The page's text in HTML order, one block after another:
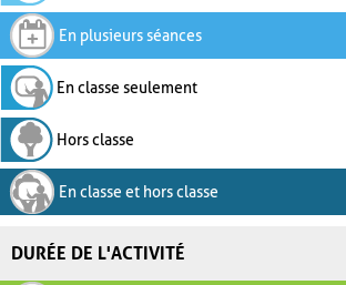
En plusieurs séances
En classe seulement
Hors classe
En classe et hors classe
DURÉE DE L'ACTIVITÉ